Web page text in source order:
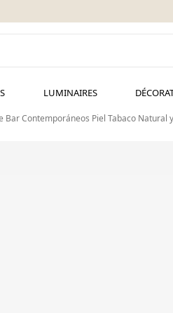
LUMINAIRES
Bar Contemporáneos Piel Tabaco Natural